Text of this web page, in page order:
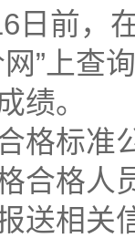
日前，
”上查
绩。
格标
合格人
送相关